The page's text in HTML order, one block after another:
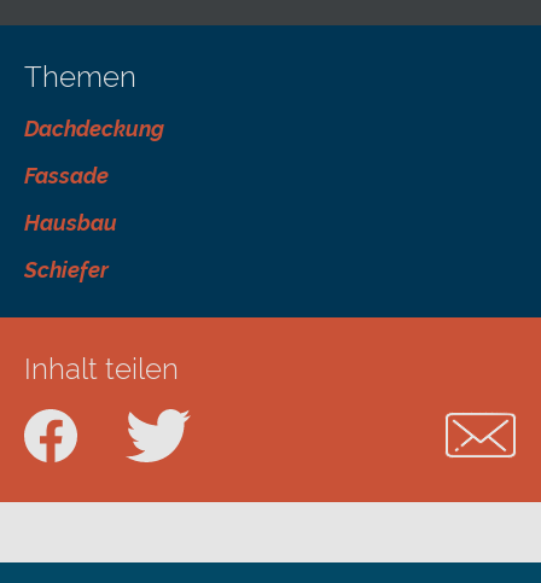
Themen
Dachdeckung
Fassade
Hausbau
Schiefer
Inhalt teilen